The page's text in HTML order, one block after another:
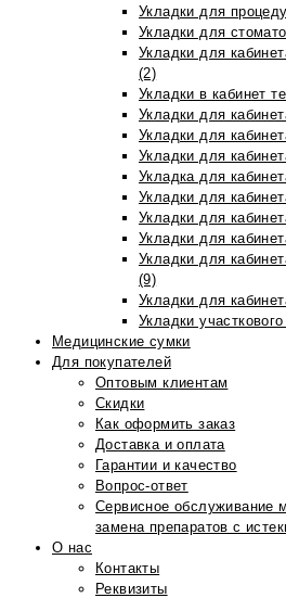
Укладки для
Укладки для
Укладки для
(2)
Укладки в кабинет
Укладки для
Укладки для
Укладки для
Укладка для
Укладки для
Укладки для
Укладки для
Укладки для
(9)
Укладки для
Укладки
Медицинские сумки
Для покупателей
Оптовым клиентам
Скидки
Как оформить заказ
Доставка и оплата
Гарантии и качество
Вопрос-ответ
Сервисное обслуживание
замена препаратов с
О нас
Контакты
Реквизиты